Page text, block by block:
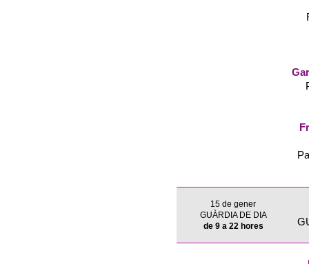
15 de gener
GUÀRDIA DE DIA
de 9 a 22 hores